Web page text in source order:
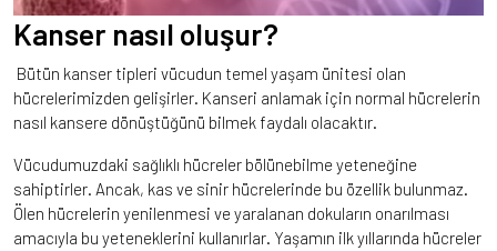
Kanser nasıl oluşur?
Bütün kanser tipleri vücudun temel yaşam ünitesi olan
hücrelerimizden gelişirler. Kanseri anlamak için normal hücrelerin
nasıl kansere dönüştüğünü bilmek faydalı olacaktır.
Vücudumuzdaki sağlıklı hücreler bölünebilme yeteneğine
sahiptirler. Ancak, kas ve sinir hücrelerinde bu özellik bulunmaz.
Ölen hücrelerin yenilenmesi ve yaralanan dokuların onarılması
amacıyla bu yeteneklerini kullanırlar. Yaşamın ilk yıllarında hücreler